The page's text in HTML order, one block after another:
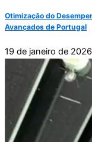
Otimização do
Avançados de Portugal
19 de janeiro de 2026